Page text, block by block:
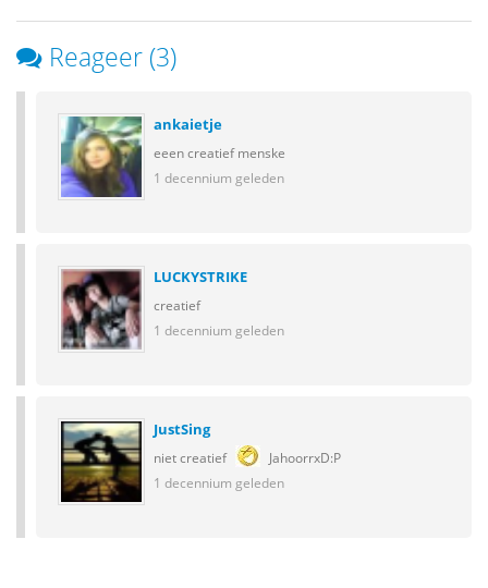
Reageer (3)
ankaietje
eeen creatief menske
1 decennium geleden
LUCKYSTRIKE
creatief
1 decennium geleden
JustSing
niet creatief
JahoorrxD:P
1 decennium geleden